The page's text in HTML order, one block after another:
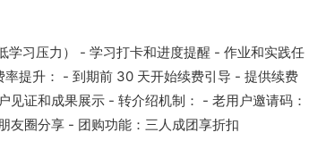
习压力） - 学习打卡和进度提醒 - 作业和实践任
提升： - 到期前 30 天开始续费引导 - 提供续费
证和成果展示 - 转介绍机制： - 老用户邀请码：
友圈分享 - 团购功能：三人成团享折扣